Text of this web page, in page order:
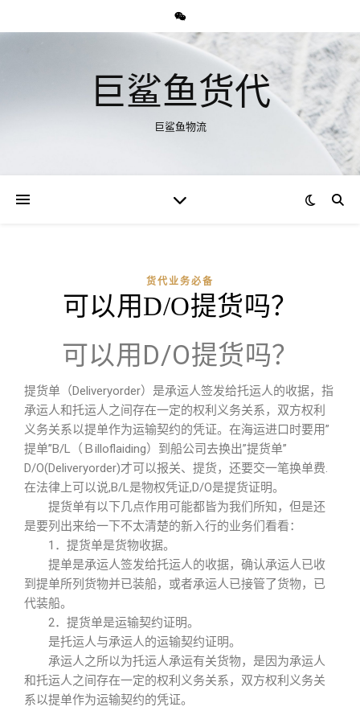
巨鲨鱼货代
巨鲨鱼物流
货代业务必备
可以用D/O提货吗？
可以用D/O提货吗？
提货单（Deliveryorder）是承运人签发给托运人的收据，指
承运人和托运人之间存在一定的权利义务关系，双方权利
义务关系以提单作为运输契约的凭证。在海运进口时要用”
提单”B/L（Ｂilloflaiding）到船公司去换出”提货单”
D/O(Deliveryorder)才可以报关、提货，还要交一笔换单费.
在法律上可以说,B/L是物权凭证,D/O是提货证明。
提货单有以下几点作用可能都皆为我们所知，但是还
是要列出来给一下不太清楚的新入行的业务们看看：
1．提货单是货物收据。
提单是承运人签发给托运人的收据，确认承运人已收
到提单所列货物并已装船，或者承运人已接管了货物，已
代装船。
2．提货单是运输契约证明。
是托运人与承运人的运输契约证明。
承运人之所以为托运人承运有关货物，是因为承运人
和托运人之间存在一定的权利义务关系，双方权利义务关
系以提单作为运输契约的凭证。